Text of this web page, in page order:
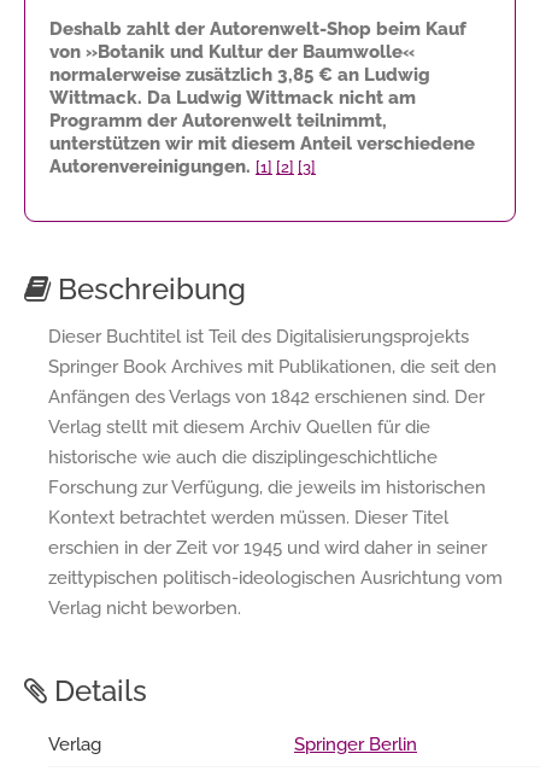
Deshalb zahlt der Autorenwelt-Shop beim Kauf
von »Botanik und Kultur der Baumwolle«
normalerweise zusätzlich 3,85 € an Ludwig
Wittmack. Da Ludwig Wittmack nicht am
Programm der Autorenwelt teilnimmt,
unterstützen wir mit diesem Anteil verschiedene
Autorenvereinigungen. [1] [2] [3]
Beschreibung
Dieser Buchtitel ist Teil des Digitalisierungsprojekts
Springer Book Archives mit Publikationen, die seit den
Anfängen des Verlags von 1842 erschienen sind. Der
Verlag stellt mit diesem Archiv Quellen für die
historische wie auch die disziplingeschichtliche
Forschung zur Verfügung, die jeweils im historischen
Kontext betrachtet werden müssen. Dieser Titel
erschien in der Zeit vor 1945 und wird daher in seiner
zeittypischen politisch-ideologischen Ausrichtung vom
Verlag nicht beworben.
Details
Verlag Springer Berlin